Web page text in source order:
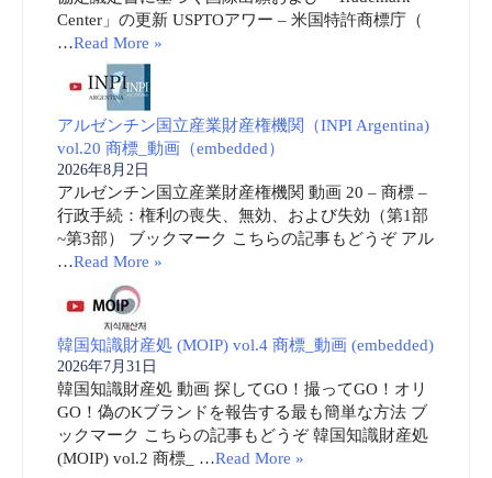
Center」の更新 USPTOアワー – 米国特許商標庁（
…Read More »
アルゼンチン国立産業財産権機関（INPI Argentina)
vol.20 商標_動画（embedded）
2026年8月2日
アルゼンチン国立産業財産権機関 動画 20 – 商標 –
行政手続：権利の喪失、無効、および失効（第1部
~第3部） ブックマーク こちらの記事もどうぞ アル
…Read More »
韓国知識財産処 (MOIP) vol.4 商標_動画 (embedded)
2026年7月31日
韓国知識財産処 動画 探してGO！撮ってGO！オリ
GO！偽のKブランドを報告する最も簡単な方法 ブ
ックマーク こちらの記事もどうぞ 韓国知識財産処
(MOIP) vol.2 商標_ …Read More »